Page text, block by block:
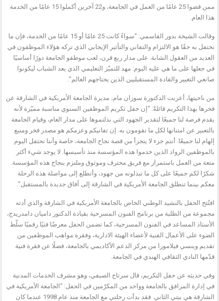
ممن قضوا 25 عامًا من العمل في الجامعة، و22 آخرين أكملوا 15 عامًا من الخدمة
هذا العام.
وقالت الشيخة بدور القاسمي: “سواءً كانت 25 عامًا أو 15 عامًا من الخدمة، فإن ما
نحتفل به حقًا هو الالتزام والتفاني والتأثير الإيجابي الذي تركه هؤلاء الموظفون في
العديد من العقول الشابة. على مدار ربع قرن، لعب موظفو الجامعة دورًا أساسيًا
في جعلها على ما هي عليه اليوم: مهد للتميّز التعليمي الذي يعد الشباب ليكونوا
صانعي التغيير والقادة المستقبليين الذين يحتاجهم العالم”.
من ناحيتها، أعربت الدكتورة سوزان مام، مديرة الجامعة الأمريكية في الشارقة عن
فخرها بهذا التكريم قائلةً: “إن حفل تكريم الموظفين السنوي مناسبة مميّزة لأنه
يقدم فرصة لنا جميعًا لتقدير الجهود التي بذلتموها على مدار العام، وقيام الجامعة
بالتعبير عن امتنانها لكل ما تقومون به. إن تفانيكم وعزمكم هو مصدر فخر ومنبع
إلهام لنا جميعًا. أنتم جزء لا يتجزأ من قصة نجاح الجامعة، خاصة وأننا نحتفل اليوم
بالموظفين الرواد الذين خدموا هذه المؤسسة منذ تأسيسها. لا يوجد شيء أكثر
متعة من العمل باستمرار مع فريق محترف وموثوق وملتزم بنجاح هذه المؤسسة.
شكرًا لكم جميعًا على كل ما تبذلونه من جهود، وأتطلع إلى مواصلة هذه الرحلة
معكم بينما تنطلق الجامعة الأمريكية في الشارقة إلى آفاق جديدة بالمستقبل”.
افتُتح الحفل بالنشيد الوطني الخاص بالجامعة الأمريكية في الشارقة والذي أدته
مجموعة من الطلبة من برنامج الفنون المسرحية بقيادة الدكتور داميان دامدريدج،
الأستاذ المساعد في الفنون المسرحية، كما تضمن الحفل معرضًا فنيًا رقميًا سلّط
الضوء على الأعمال الفنية لأعضاء الهيئة الادارية، وفقرة مواهب الموظفين من
تقديم وينسي فيلامورا من مركز الدعم الأكاديمي بالجامعة، فضلًا عن فقرة فنية
قدّمها النادي الثقافي الهندي في الجامعة.
وفي حديثه عن حفل التكريم، قال سرتاج الصيفي، وهو مشرف الخدمات المدنية
في إدارة المرافق بالجامعة وواحد من المكرّمين في الحفل: “الجامعة الأمريكية في
الشارقة هي بيتي الثاني. فقد بدأت رحلتي مع الجامعة منذ عام 1998 عندما كان